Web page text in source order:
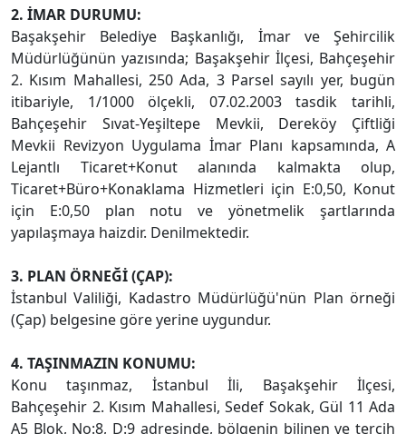
2. İMAR DURUMU:
Başakşehir Belediye Başkanlığı, İmar ve Şehircilik
Müdürlüğünün yazısında; Başakşehir İlçesi, Bahçeşehir
2. Kısım Mahallesi, 250 Ada, 3 Parsel sayılı yer, bugün
itibariyle, 1/1000 ölçekli, 07.02.2003 tasdik tarihli,
Bahçeşehir Sıvat-Yeşiltepe Mevkii, Dereköy Çiftliği
Mevkii Revizyon Uygulama İmar Planı kapsamında, A
Lejantlı Ticaret+Konut alanında kalmakta olup,
Ticaret+Büro+Konaklama Hizmetleri için E:0,50, Konut
için E:0,50 plan notu ve yönetmelik şartlarında
yapılaşmaya haizdir. Denilmektedir.
3. PLAN ÖRNEĞİ (ÇAP):
İstanbul Valiliği, Kadastro Müdürlüğü'nün Plan örneği
(Çap) belgesine göre yerine uygundur.
4. TAŞINMAZIN KONUMU:
Konu taşınmaz, İstanbul İli, Başakşehir İlçesi,
Bahçeşehir 2. Kısım Mahallesi, Sedef Sokak, Gül 11 Ada
A5 Blok, No:8, D:9 adresinde, bölgenin bilinen ve tercih